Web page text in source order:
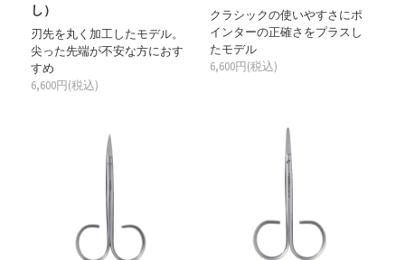
し）
刃先を丸く加工したモデル。
尖った先端が不安な方におす
すめ
6,600円(税込)
クラシックの使いやすさにポ
インターの正確さをプラスし
たモデル
6,600円(税込)